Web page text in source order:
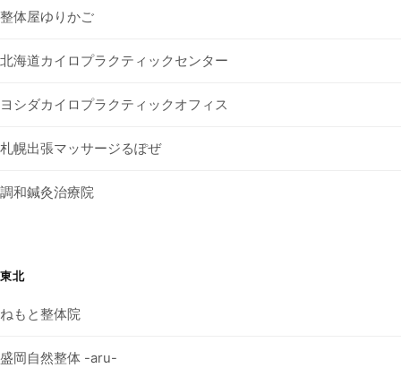
整体屋ゆりかご
北海道カイロプラクティックセンター
ヨシダカイロプラクティックオフィス
札幌出張マッサージるぽぜ
調和鍼灸治療院
東北
ねもと整体院
盛岡自然整体 -aru-